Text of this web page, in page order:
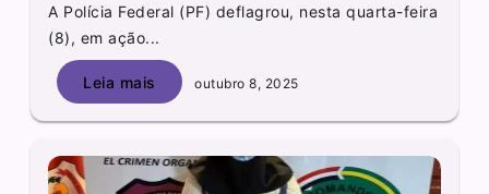
A Polícia Federal (PF) deflagrou, nesta quarta-feira
(8), em ação...
Leia mais outubro 8, 2025